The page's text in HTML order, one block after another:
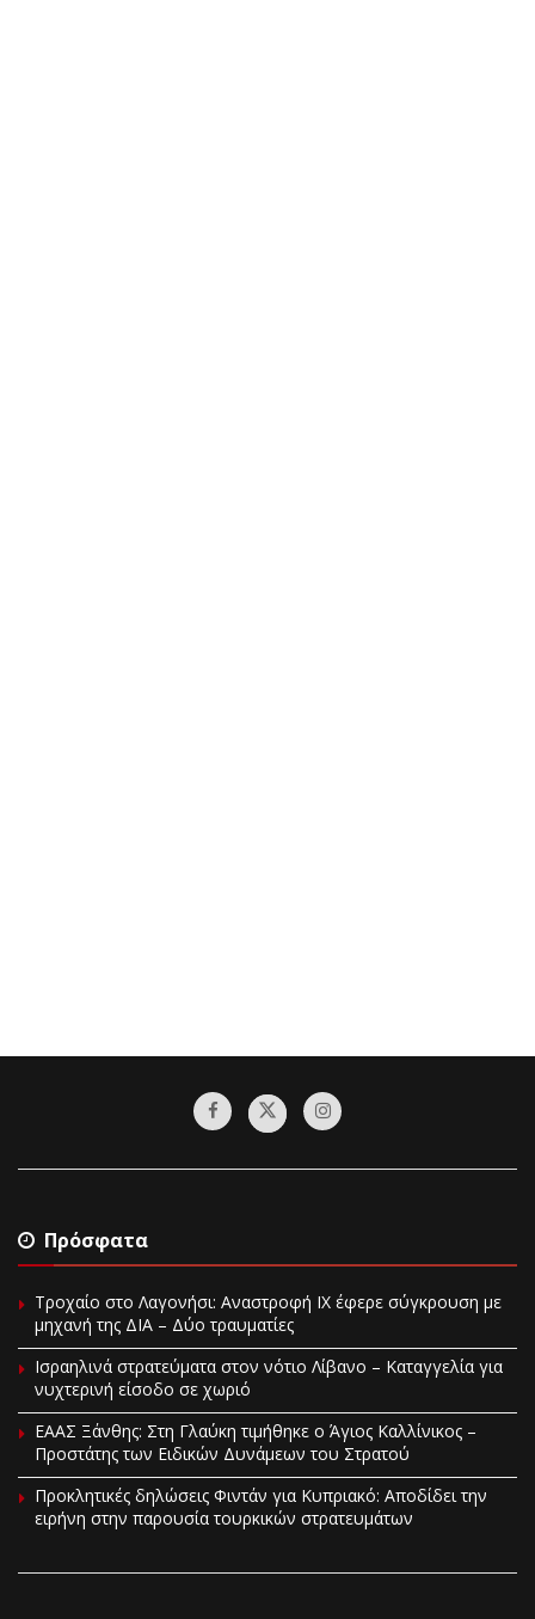
Πρόσφατα
Τροχαίο στο Λαγονήσι: Αναστροφή ΙΧ έφερε σύγκρουση με
μηχανή της ΔΙΑ – Δύο τραυματίες
Ισραηλινά στρατεύματα στον νότιο Λίβανο – Καταγγελία για
νυχτερινή είσοδο σε χωριό
EAAΣ Ξάνθης: Στη Γλαύκη τιμήθηκε ο Άγιος Καλλίνικος –
Προστάτης των Ειδικών Δυνάμεων του Στρατού
Προκλητικές δηλώσεις Φιντάν για Κυπριακό: Αποδίδει την
ειρήνη στην παρουσία τουρκικών στρατευμάτων